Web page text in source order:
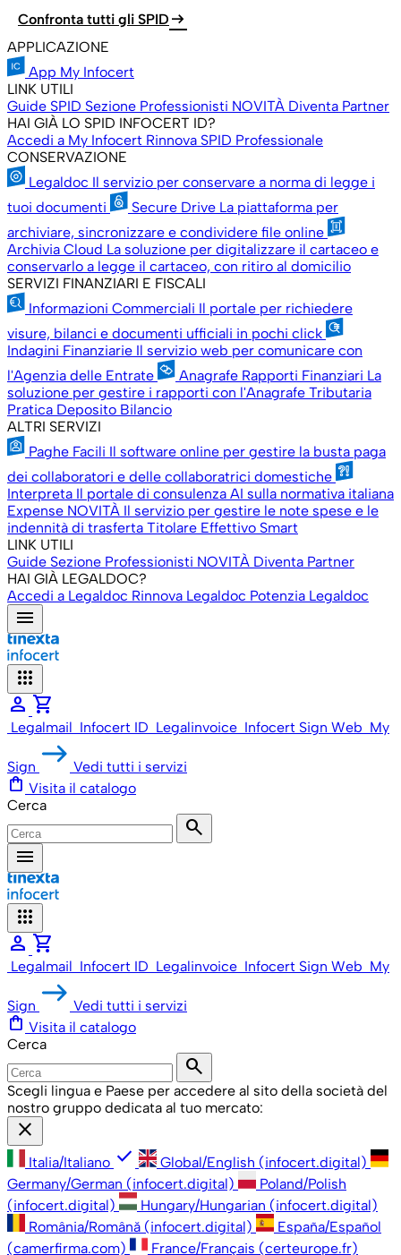
Confronta tutti gli SPID arrow_right_alt
APPLICAZIONE
App My Infocert
LINK UTILI
Guide SPID Sezione Professionisti NOVITÀ Diventa Partner
HAI GIÀ LO SPID INFOCERT ID?
Accedi a My Infocert Rinnova SPID Professionale
CONSERVAZIONE
Legaldoc Il servizio per conservare a norma di legge i
tuoi documenti
Secure Drive La piattaforma per
archiviare, sincronizzare e condividere file online
Archivia Cloud La soluzione per digitalizzare il cartaceo e
conservarlo a legge il cartaceo, con ritiro al domicilio
SERVIZI FINANZIARI E FISCALI
Informazioni Commerciali Il portale per richiedere
visure, bilanci e documenti ufficiali in pochi click
Indagini Finanziarie Il servizio web per comunicare con
l'Agenzia delle Entrate
Anagrafe Rapporti Finanziari La
soluzione per gestire i rapporti con l'Anagrafe Tributaria
Pratica Deposito Bilancio
ALTRI SERVIZI
Paghe Facili Il software online per gestire la busta paga
dei collaboratori e delle collaboratrici domestiche
Interpreta Il portale di consulenza AI sulla normativa italiana
Expense NOVITÀ Il servizio per gestire le note spese e le
indennità di trasferta Titolare Effettivo Smart
LINK UTILI
Guide Sezione Professionisti NOVITÀ Diventa Partner
HAI GIÀ LEGALDOC?
Accedi a Legaldoc Rinnova Legaldoc Potenzia Legaldoc
menu
apps
person shopping_cart
Legalmail Infocert ID Legalinvoice Infocert Sign Web My
Sign Vedi tutti i servizi
shopping_bag Visita il catalogo
Cerca
search
menu
apps
person shopping_cart
Legalmail Infocert ID Legalinvoice Infocert Sign Web My
Sign Vedi tutti i servizi
shopping_bag Visita il catalogo
Cerca
search
Scegli lingua e Paese per accedere al sito della società del
nostro gruppo dedicata al tuo mercato:
close
Italia/Italiano check
Global/English (infocert.digital)
Germany/German (infocert.digital)
Poland/Polish
(infocert.digital)
Hungary/Hungarian (infocert.digital)
România/Română (infocert.digital)
España/Español
(camerfirma.com)
France/Français (certeurope.fr)